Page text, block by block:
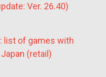
Ver. 26.40)
list of games with
(retail)